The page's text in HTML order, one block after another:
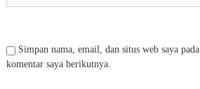
Simpan nama, email, dan situs web saya
komentar saya berikutnya.